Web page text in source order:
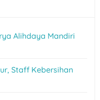
Alihdaya Mandiri
Staff Kebersihan